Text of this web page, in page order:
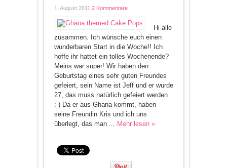
1. August 2011 2 Kommentare
Hi alle
zusammen. Ich wünsche euch einen
wunderbaren Start in die Woche!! Ich
hoffe ihr hattet ein tolles Wochenende?
Meins war super! Wir haben den
Geburtstag eines sehr guten Freundes
gefeiert, sein Name ist Jeff und er wurde
27, das muss natürlich gefeiert werden
:-) Da er aus Ghana kommt, haben
seine Freundin Kris und ich uns
überlegt, das man ... Mehr lesen »